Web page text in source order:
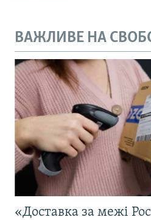
ВАЖЛИВЕ НА
«Доставка за межі